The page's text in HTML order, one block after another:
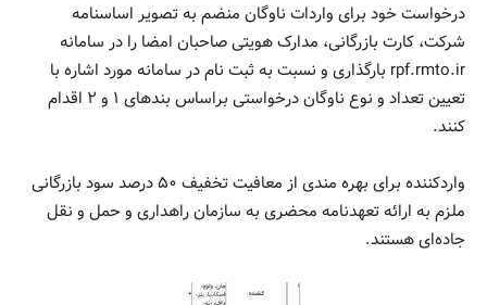
درخواست خود برای واردات ناوگان منضم به تصویر اساسنامه
شرکت، کارت بازرگانی، مدارک هویتی صاحبان امضا را در سامانه
rpf.rmto.ir بارگذاری و نسبت به ثبت نام در سامانه مورد اشاره با
تعیین تعداد و نوع ناوگان درخواستی براساس بندهای ۱ و ۲ اقدام
کنند.
واردکننده برای بهره مندی از معافیت تخفیف ۵۰ درصد سود بازرگانی
ملزم به ارائه تعهدنامه محضری به سازمان راهداری و حمل و نقل
جاده‌ای هستند.